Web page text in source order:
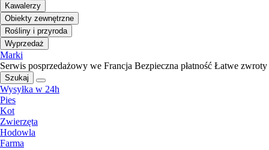
Kawalerzy
Obiekty zewnętrzne
Rośliny i przyroda
Wyprzedaż
Marki
Serwis posprzedażowy we Francja Bezpieczna płatność Łatwe zwroty
Szukaj
Wysyłka w 24h
Pies
Kot
Zwierzęta
Hodowla
Farma